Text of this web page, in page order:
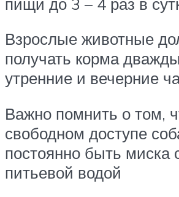
Взрослые животные
получать корма
утренние и вечерние
Важно помнить о том,
свободном доступе
постоянно быть миска
питьевой водой